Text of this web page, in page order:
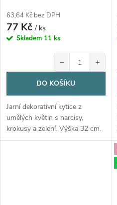
63,64 Kč bez DPH
77 Kč/ ks
Skladem 11 ks
− +
DO KOŠÍKU
Jarní dekorativní kytice z
umělých květin s narcisy,
krokusy a zelení. Výška 32 cm.